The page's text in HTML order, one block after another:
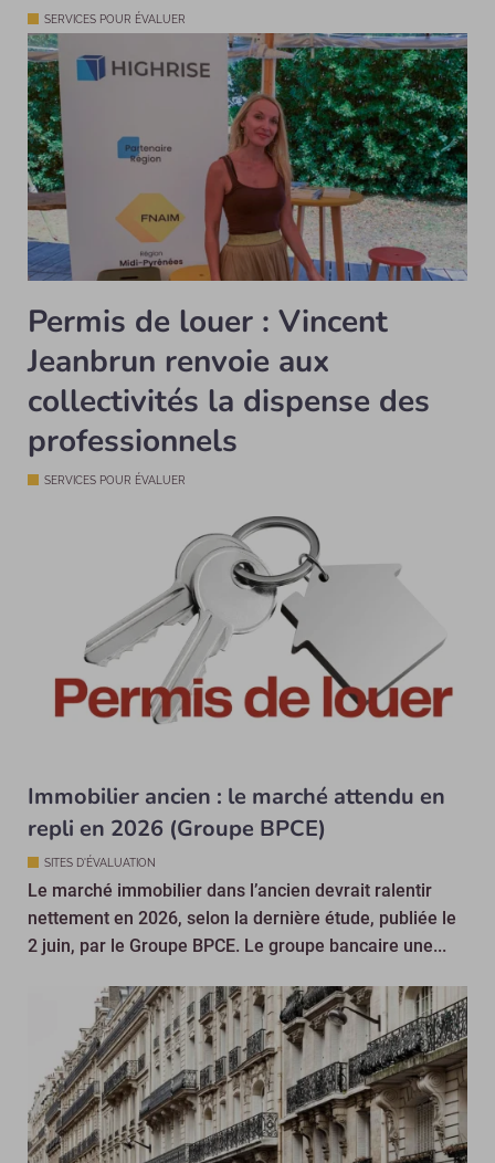
SERVICES POUR ÉVALUER
Permis de louer : Vincent
Jeanbrun renvoie aux
collectivités la dispense des
professionnels
SERVICES POUR ÉVALUER
Immobilier ancien : le marché attendu en
repli en 2026 (Groupe BPCE)
SITES D'ÉVALUATION
Le marché immobilier dans l’ancien devrait ralentir
nettement en 2026, selon la dernière étude, publiée le
2 juin, par le Groupe BPCE. Le groupe bancaire une...